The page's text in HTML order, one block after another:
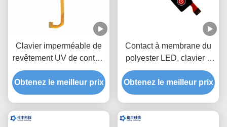
Clavier imperméable de
revêtement UV de contact
du vert LED de contact à
membrane de Fpc de
circuit
Obtenez le meilleur prix
Contact à membrane du
polyester LED, clavier à
membrane fait sur
commande de circuit
flexible
Obtenez le meilleur prix